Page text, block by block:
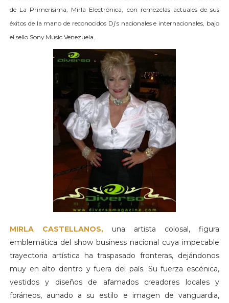
de La Primerísima, Mirla Electrónica, con remezclas actuales de sus
éxitos de la mano de reconocidos Dj’s nacionales e internacionales, bajo
el sello Sony Music Venezuela.
MIRLA CASTELLANOS,una artista colosal, figura
emblemática del show business nacional cuya impecable
trayectoria artística ha traspasado fronteras, dejándonos
muy en alto dentro y fuera del país. Su fuerza escénica,
vestidos y diseños de afamados creadores locales y
foráneos, aunado a su estilo e imagen de vanguardia,